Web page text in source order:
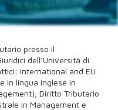
presso il
dell’Università di
International and EU
in lingua inglese in
Diritto Tributario
in Management e